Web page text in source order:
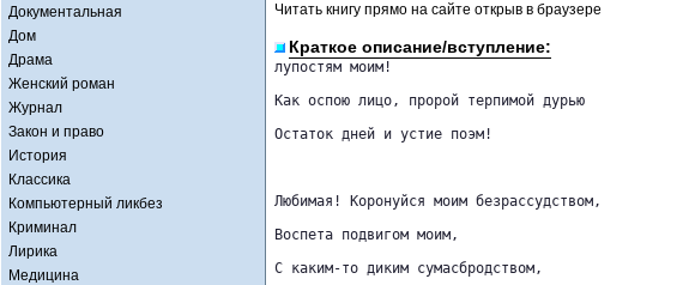
Документальная
Дом
Драма
Женский роман
Журнал
Закон и право
История
Классика
Компьютерный ликбез
Криминал
Лирика
Медицина
Читать книгу прямо на сайте открыв в браузере
Краткое описание/вступление:
лупостям моим!
Как оспою лицо, пророй терпимой дурью
Остаток дней и устие поэм!
Любимая! Коронуйся моим безрассудством,
Воспета подвигом моим,
С каким-то диким сумасбродством,